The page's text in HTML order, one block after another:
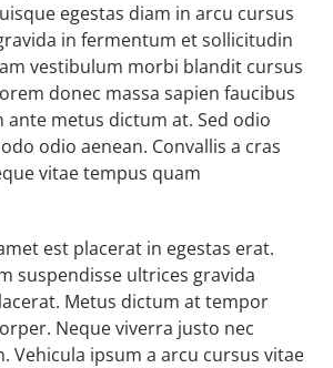
egestas diam in arcu cursus
in fermentum et sollicitudin
vestibulum morbi blandit cursus
donec massa sapien faucibus
ante metus dictum at. Sed odio
odio aenean. Convallis a cras
vitae tempus quam
est placerat in egestas erat.
suspendisse ultrices gravida
Metus dictum at tempor
Neque viverra justo nec
Vehicula ipsum a arcu cursus vitae